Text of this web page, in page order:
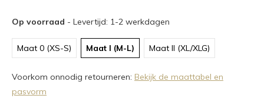
Op voorraad - Levertijd: 1-2 werkdagen
Maat 0 (XS-S) Maat I (M-L) Maat II (XL/XLG)
Voorkom onnodig retourneren: Bekijk de maattabel en
pasvorm